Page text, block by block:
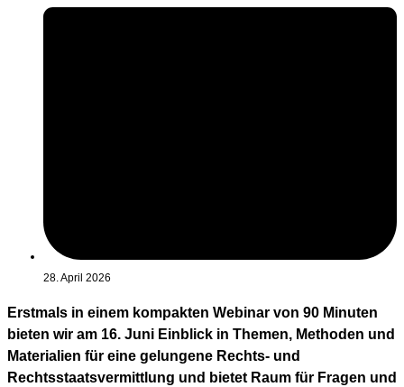
28. April 2026
Erstmals in einem kompakten Webinar von 90 Minuten
bieten wir am 16. Juni Einblick in Themen, Methoden und
Materialien für eine gelungene Rechts- und
Rechtsstaatsvermittlung und bietet Raum für Fragen und